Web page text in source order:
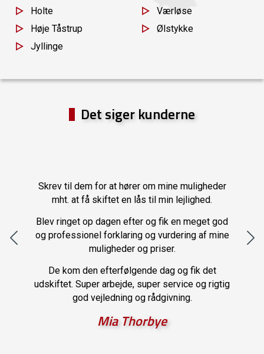
Holte
Høje Tåstrup
Jyllinge
Værløse
Ølstykke
Det siger kunderne
Skrev til dem for at hører om mine muligheder
mht. at få skiftet en lås til min lejlighed.
Blev ringet op dagen efter og fik en meget god
og professionel forklaring og vurdering af mine
muligheder og priser.
De kom den efterfølgende dag og fik det
udskiftet. Super arbejde, super service og rigtig
god vejledning og rådgivning.
Mia Thorbye
Fik